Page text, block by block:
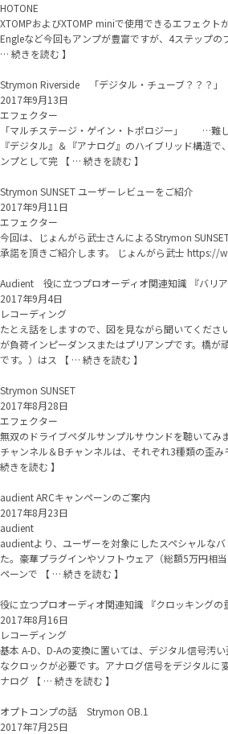
HOTONE
XTOMPおよびXTOMP miniで使用できるエフェクト
Engleなど今回もアンプが豊富ですが、4ステップの
… 続きを読む 】
Strymon Riverside 「デジタル・チューブ？？？」
2017年9月13日
エフェクター
「マルチステージ・ゲイン・トポロジー」 …難
『デジタル』＆『アナログ』のハイブリッド構造で
ンプとして完 【 … 続きを読む 】
Strymon SUNSET ユーザーレビューをご紹介
2017年9月11日
エフェクター
今回は、じょんがら武士さんによるStrymon
承諾を頂きご紹介します。 じょんがら武士 https://
Audient 役に立つプロオーディオ関連知識 『バリア
2017年9月4日
レコーディング
たとえ話をしますので、図を見ながら聞いてくださ
が負荷インピーダンスまたはプリアンプです。橋が
です。）はス 【 … 続きを読む 】
Strymon SUNSET
2017年8月28日
エフェクター
無双のドライブペダルサンプルサウンドを聴いてみ
チャンネル＆Bチャンネルは、それぞれ3種類の歪
続きを読む 】
audient ARCキャンペーンのご案内
2017年8月23日
audient
audientより、ユーザーを対象にしたスペシャルな
た。豪華プラグインやソフトウェア（総額5万円相
ペーンで 【 … 続きを読む 】
役に立つプロオーディオ関連知識 『クロッキングの
2017年8月16日
レコーディング
基本 A-D、D-Aの変換に置いては、デジタル信号汚
なクロックが必要です。アナログ信号をデジタルに
ナログ 【 … 続きを読む 】
オプトコンプの話 Strymon OB.1
2017年7月25日